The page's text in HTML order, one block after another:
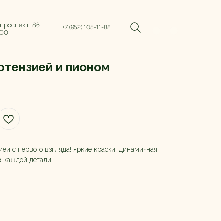
86
+7 (952) 105-11-88
и пионом
с первого взгляда! Яркие краски, динамичная
детали.